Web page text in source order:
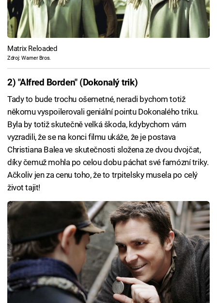
Matrix Reloaded
Zdroj: Warner Bros.
2) "Alfred Borden" (Dokonalý trik)
Tady to bude trochu ošemetné, neradi bychom totiž
někomu vyspoilerovali geniální pointu Dokonalého triku.
Byla by totiž skutečně velká škoda, kdybychom vám
vyzradili, že se na konci filmu ukáže, že je postava
Christiana Balea ve skutečnosti složena ze dvou dvojčat,
díky čemuž mohla po celou dobu páchat své famózní triky.
Ačkoliv jen za cenu toho, že to trpitelsky musela po celý
život tajit!